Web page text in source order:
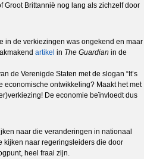
Groot Brittannië nog lang als zichzelf door
in de verkiezingen was ongekend en maar
artikel in The Guardian in de
de Verenigde Staten met de slogan “It’s
economische ontwikkeling? Maakt het met
De economie beïnvloedt dus
naar die veranderingen in nationaal
kijken naar regeringsleiders die door
heel fraai zijn.